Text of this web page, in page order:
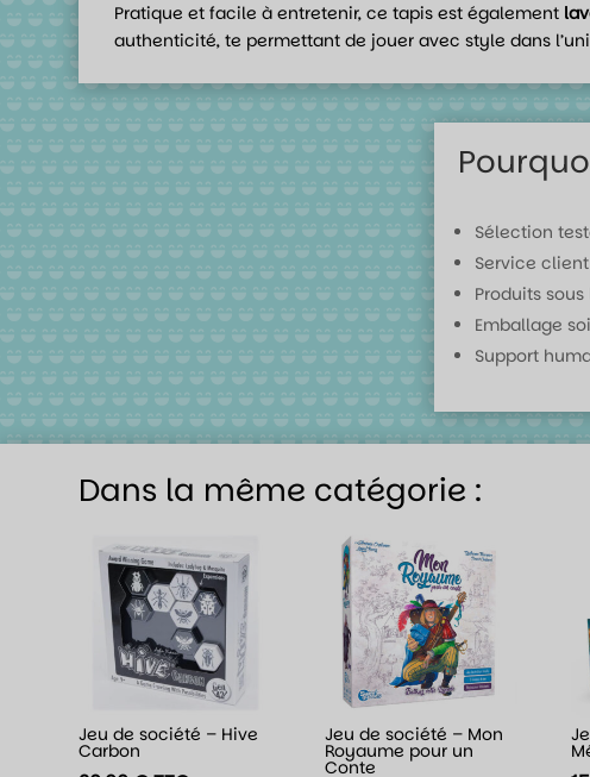
Pratique et facile à entretenir, ce tapis est également
authenticité, te permettant de jouer avec style dans
Sélection
Service
Produits
Emballage
Support
Dans la même catégorie :
Jeu de société – Hive
Carbon
Jeu de société – Mon
Royaume pour un
Conte